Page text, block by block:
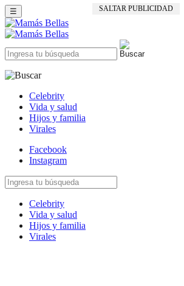
SALTAR PUBLICIDAD
☰
Celebrity
Vida y salud
Hijos y familia
Virales
Facebook
Instagram
Celebrity
Vida y salud
Hijos y familia
Virales